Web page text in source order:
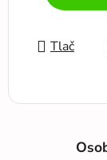
Tlač